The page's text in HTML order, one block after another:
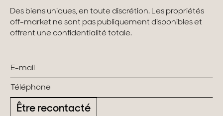
Des biens uniques, en toute discrétion. Les propriétés
off-market ne sont pas publiquement disponibles et
offrent une confidentialité totale.
Être recontacté